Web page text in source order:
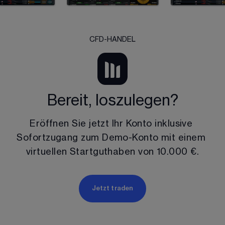
CFD-HANDEL
Bereit, loszulegen?
Eröffnen Sie jetzt Ihr Konto inklusive
Sofortzugang zum Demo-Konto mit einem
virtuellen Startguthaben von 10.000 €.
Jetzt traden